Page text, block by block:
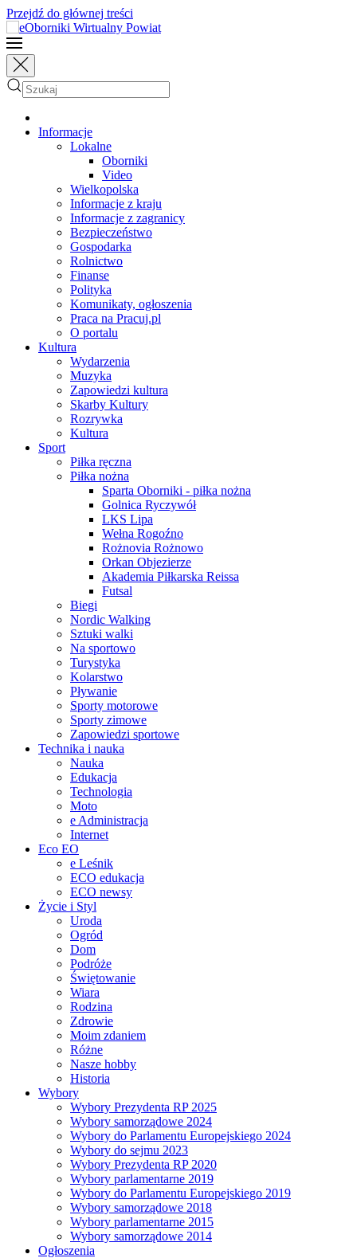
Przejdź do głównej treści
Informacje
Lokalne
Oborniki
Video
Wielkopolska
Informacje z kraju
Informacje z zagranicy
Bezpieczeństwo
Gospodarka
Rolnictwo
Finanse
Polityka
Komunikaty, ogłoszenia
Praca na Pracuj.pl
O portalu
Kultura
Wydarzenia
Muzyka
Zapowiedzi kultura
Skarby Kultury
Rozrywka
Kultura
Sport
Piłka ręczna
Piłka nożna
Sparta Oborniki - piłka nożna
Golnica Ryczywół
LKS Lipa
Wełna Rogoźno
Rożnovia Rożnowo
Orkan Objezierze
Akademia Piłkarska Reissa
Futsal
Biegi
Nordic Walking
Sztuki walki
Na sportowo
Turystyka
Kolarstwo
Pływanie
Sporty motorowe
Sporty zimowe
Zapowiedzi sportowe
Technika i nauka
Nauka
Edukacja
Technologia
Moto
e Administracja
Internet
Eco EO
e Leśnik
ECO edukacja
ECO newsy
Życie i Styl
Uroda
Ogród
Dom
Podróże
Świętowanie
Wiara
Rodzina
Zdrowie
Moim zdaniem
Różne
Nasze hobby
Historia
Wybory
Wybory Prezydenta RP 2025
Wybory samorządowe 2024
Wybory do Parlamentu Europejskiego 2024
Wybory do sejmu 2023
Wybory Prezydenta RP 2020
Wybory parlamentarne 2019
Wybory do Parlamentu Europejskiego 2019
Wybory samorządowe 2018
Wybory parlamentarne 2015
Wybory samorządowe 2014
Ogłoszenia